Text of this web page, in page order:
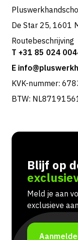
De Star 25, 1601
Routebeschrijving
T +31 85 024
E
KVK-nummer:
BTW:
Blijf op
Meld je aan
exclusieve